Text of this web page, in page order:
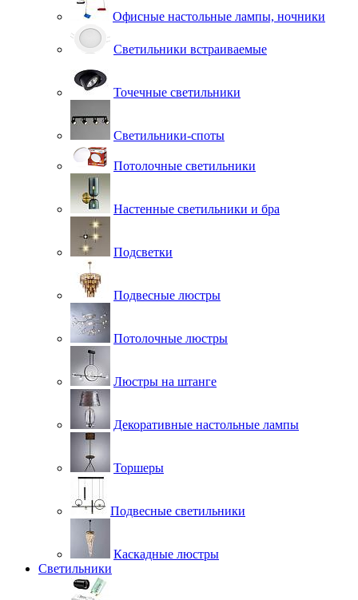
Офисные настольные лампы, ночники
Светильники встраиваемые
Точечные светильники
Светильники-споты
Потолочные светильники
Настенные светильники и бра
Подсветки
Подвесные люстры
Потолочные люстры
Люстры на штанге
Декоративные настольные лампы
Торшеры
Подвесные светильники
Каскадные люстры
Светильники